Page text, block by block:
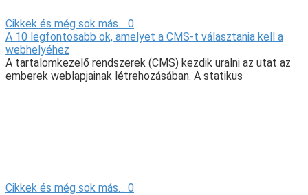
Cikkek és még sok más… 0
A 10 legfontosabb ok, amelyet a CMS-t választania kell a
webhelyéhez
A tartalomkezelő rendszerek (CMS) kezdik uralni az utat az
emberek weblapjainak létrehozásában. A statikus
Cikkek és még sok más… 0